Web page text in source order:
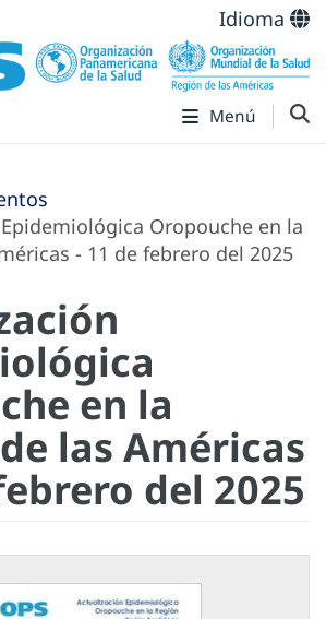
Idioma
Menú
Oropouche en la
- 11 de febrero del 2025
en la
las Américas
del 2025